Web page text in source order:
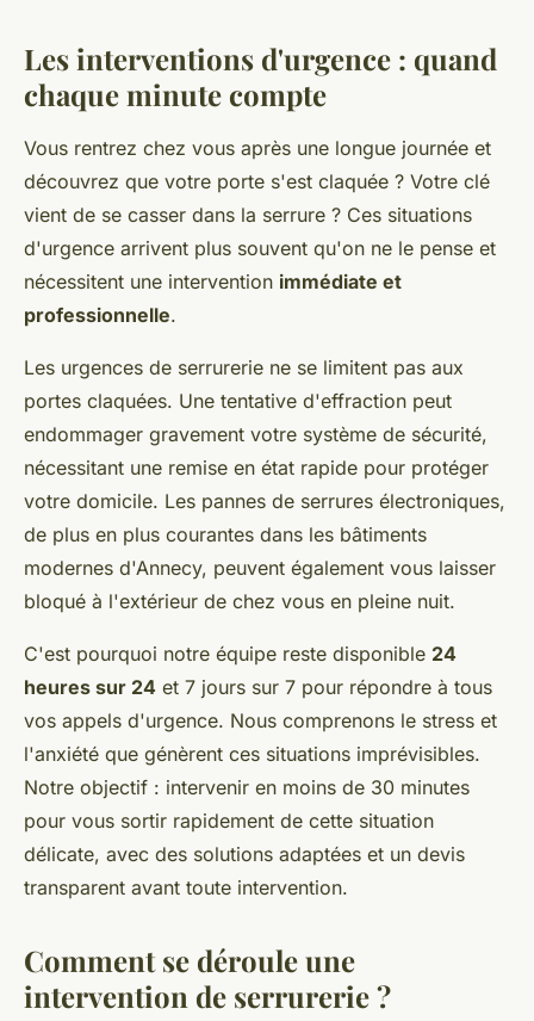
Les interventions d'urgence : quand
chaque minute compte
Vous rentrez chez vous après une longue journée et
découvrez que votre porte s'est claquée ? Votre clé
vient de se casser dans la serrure ? Ces situations
d'urgence arrivent plus souvent qu'on ne le pense et
nécessitent une intervention immédiate et
professionnelle.
Les urgences de serrurerie ne se limitent pas aux
portes claquées. Une tentative d'effraction peut
endommager gravement votre système de sécurité,
nécessitant une remise en état rapide pour protéger
votre domicile. Les pannes de serrures électroniques,
de plus en plus courantes dans les bâtiments
modernes d'Annecy, peuvent également vous laisser
bloqué à l'extérieur de chez vous en pleine nuit.
C'est pourquoi notre équipe reste disponible 24
heures sur 24 et 7 jours sur 7 pour répondre à tous
vos appels d'urgence. Nous comprenons le stress et
l'anxiété que génèrent ces situations imprévisibles.
Notre objectif : intervenir en moins de 30 minutes
pour vous sortir rapidement de cette situation
délicate, avec des solutions adaptées et un devis
transparent avant toute intervention.
Comment se déroule une
intervention de serrurerie ?